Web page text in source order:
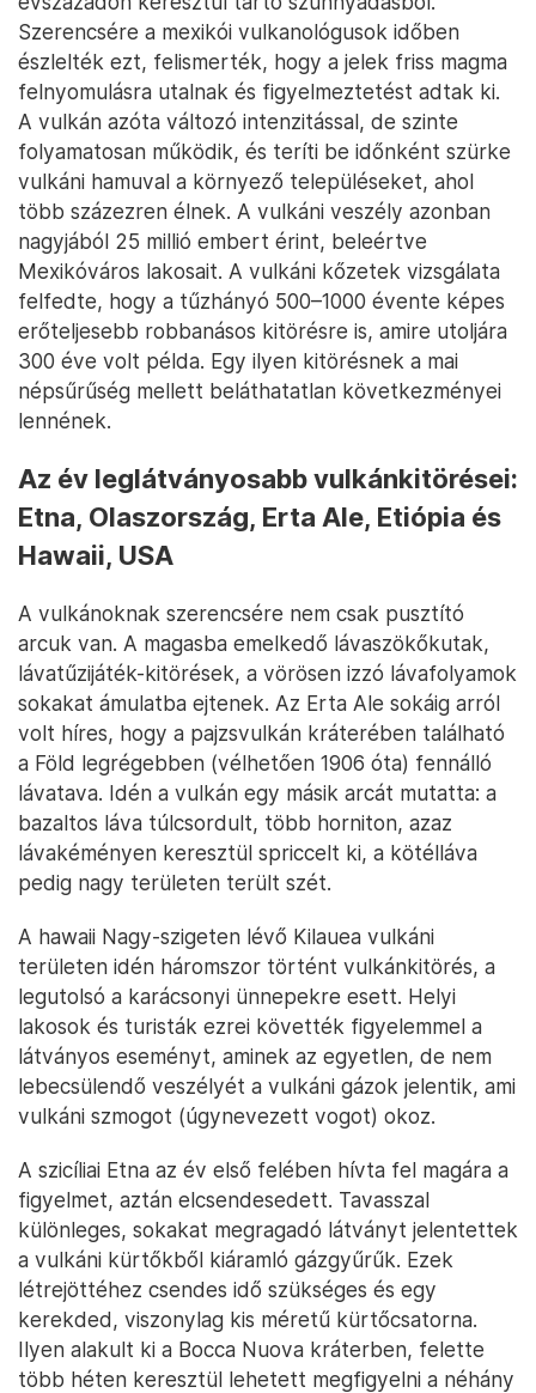
Szerencsére a mexikói vulkanológusok időben
észlelték ezt, felismerték, hogy a jelek friss magma
felnyomulásra utalnak és figyelmeztetést adtak ki.
A vulkán azóta változó intenzitással, de szinte
folyamatosan működik, és teríti be időnként szürke
vulkáni hamuval a környező településeket, ahol
több százezren élnek. A vulkáni veszély azonban
nagyjából 25 millió embert érint, beleértve
Mexikóváros lakosait. A vulkáni kőzetek vizsgálata
felfedte, hogy a tűzhányó 500–1000 évente képes
erőteljesebb robbanásos kitörésre is, amire utoljára
300 éve volt példa. Egy ilyen kitörésnek a mai
népsűrűség mellett beláthatatlan következményei
lennének.
Az év leglátványosabb vulkánkitörései:
Etna, Olaszország, Erta Ale, Etiópia és
Hawaii, USA
A vulkánoknak szerencsére nem csak pusztító
arcuk van. A magasba emelkedő lávaszökőkutak,
lávatűzijáték-kitörések, a vörösen izzó lávafolyamok
sokakat ámulatba ejtenek. Az Erta Ale sokáig arról
volt híres, hogy a pajzsvulkán kráterében található
a Föld legrégebben (vélhetően 1906 óta) fennálló
lávatava. Idén a vulkán egy másik arcát mutatta: a
bazaltos láva túlcsordult, több horniton, azaz
lávakéményen keresztül spriccelt ki, a kötélláva
pedig nagy területen terült szét.
A hawaii Nagy-szigeten lévő Kilauea vulkáni
területen idén háromszor történt vulkánkitörés, a
legutolsó a karácsonyi ünnepekre esett. Helyi
lakosok és turisták ezrei követték figyelemmel a
látványos eseményt, aminek az egyetlen, de nem
lebecsülendő veszélyét a vulkáni gázok jelentik, ami
vulkáni szmogot (úgynevezett vogot) okoz.
A szicíliai Etna az év első felében hívta fel magára a
figyelmet, aztán elcsendesedett. Tavasszal
különleges, sokakat megragadó látványt jelentettek
a vulkáni kürtőkből kiáramló gázgyűrűk. Ezek
létrejöttéhez csendes idő szükséges és egy
kerekded, viszonylag kis méretű kürtőcsatorna.
Ilyen alakult ki a Bocca Nuova kráterben, felette
több héten keresztül lehetett megfigyelni a néhány